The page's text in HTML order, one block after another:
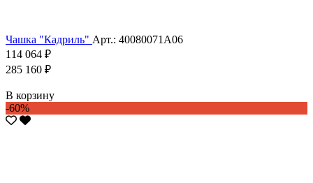
Чашка "Кадриль" Арт.: 40080071А06
114 064 ₽
285 160 ₽
В корзину
-60%